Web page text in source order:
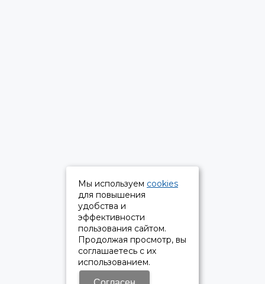
Мы используем cookies
для повышения
удобства и
эффективности
пользования сайтом.
Продолжая просмотр, вы
соглашаетесь с их
использованием.